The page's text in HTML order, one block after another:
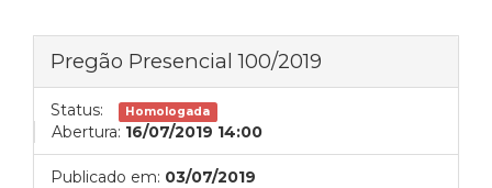
Pregão Presencial 100/2019
Status: Homologada
Abertura: 16/07/2019 14:00
Publicado em: 03/07/2019